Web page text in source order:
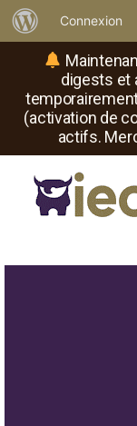
digests et
(activation de
actifs.
propos
de
WordPress
Connexion
où